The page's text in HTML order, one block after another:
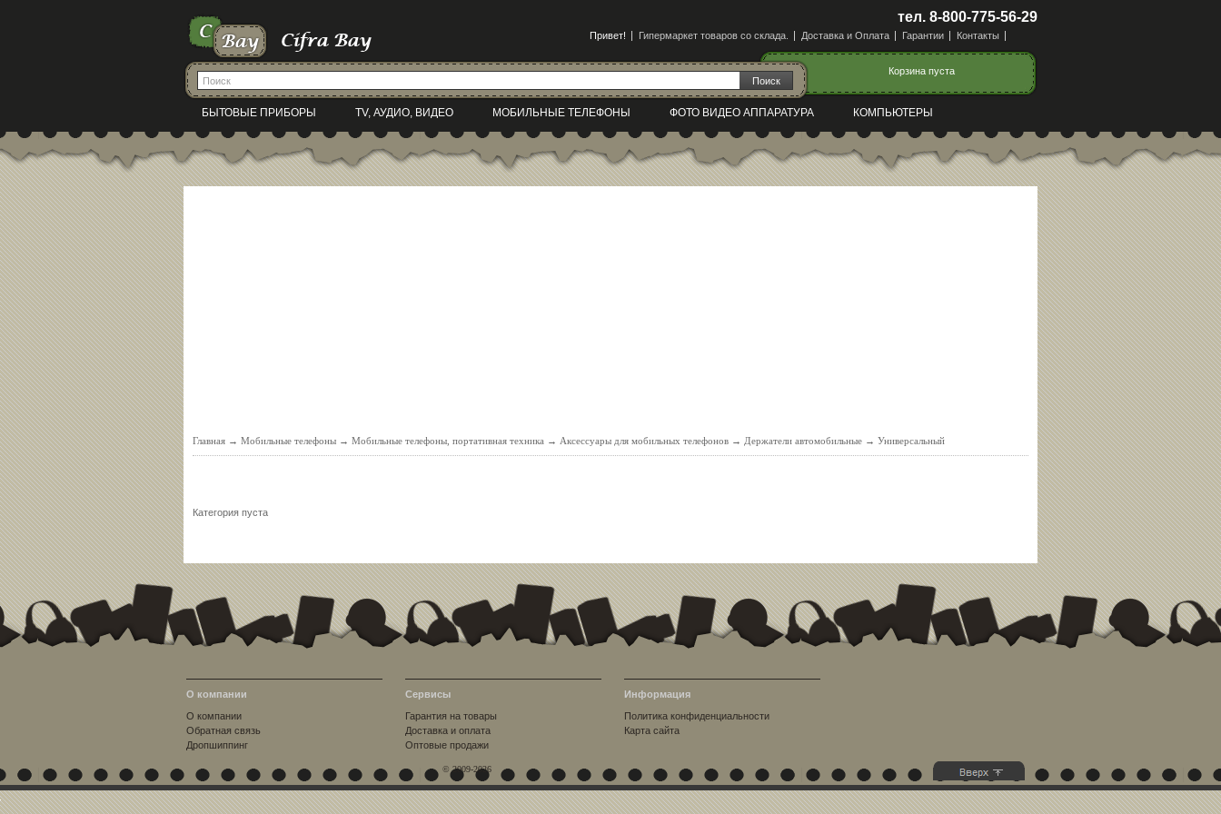
тел. 8-800-775-56-29
Привет! Гипермаркет товаров со склада. Доставка и Оплата Гарантии Контакты
Корзина пуста
БЫТОВЫЕ ПРИБОРЫ TV, АУДИО, ВИДЕО МОБИЛЬНЫЕ ТЕЛЕФОНЫ ФОТО ВИДЕО АППАРАТУРА КОМПЬЮТЕРЫ
Главная → Мобильные телефоны → Мобильные телефоны, портативная техника → Аксессуары для мобильных телефонов → Держатели автомобильные → Универсальный
Категория пуста
О компании
О компании
Обратная связь
Дропшиппинг
Сервисы
Гарантия на товары
Доставка и оплата
Оптовые продажи
Информация
Политика конфиденциальности
Карта сайта
© 2009-2026